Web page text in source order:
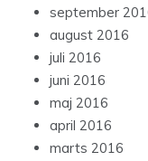
september
august 2016
juli 2016
juni 2016
maj 2016
april 2016
marts 2016